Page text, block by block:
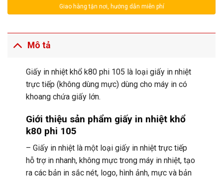
Mô tả
Giấy in nhiệt khổ k80 phi 105 là loại giấy in nhiệt
trực tiếp (không dùng mực) dùng cho máy in có
khoang chứa giấy lớn.
Giới thiệu sản phẩm giấy in nhiệt khổ
k80 phi 105
– Giấy in nhiệt là một loại giấy in nhiệt trực tiếp
hỗ trợ in nhanh, không mực trong máy in nhiệt, tạo
ra các bản in sắc nét, logo, hình ảnh, mực và bản